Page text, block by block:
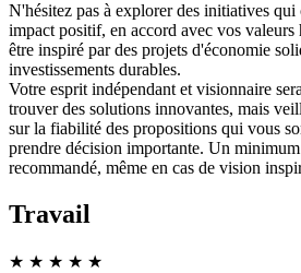
N'hésitez pas à explorer des initiatives
impact positif, en accord avec vos valeurs
être inspiré par des projets d'économie
investissements durables.
Votre esprit indépendant et visionnaire
trouver des solutions innovantes, mais
sur la fiabilité des propositions qui vous
prendre décision importante. Un
recommandé, même en cas de vision
Travail
★ ★ ★ ★ ★